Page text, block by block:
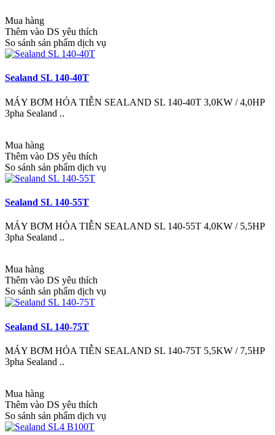
Mua hàng
Thêm vào DS yêu thích
So sánh sản phẩm dịch vụ
Sealand SL 140-40T
MÁY BƠM HỎA TIỄN SEALAND SL 140-40T 3,0KW / 4,0HP
3pha Sealand ..
Mua hàng
Thêm vào DS yêu thích
So sánh sản phẩm dịch vụ
Sealand SL 140-55T
MÁY BƠM HỎA TIỄN SEALAND SL 140-55T 4,0KW / 5,5HP
3pha Sealand ..
Mua hàng
Thêm vào DS yêu thích
So sánh sản phẩm dịch vụ
Sealand SL 140-75T
MÁY BƠM HỎA TIỄN SEALAND SL 140-75T 5,5KW / 7,5HP
3pha Sealand ..
Mua hàng
Thêm vào DS yêu thích
So sánh sản phẩm dịch vụ